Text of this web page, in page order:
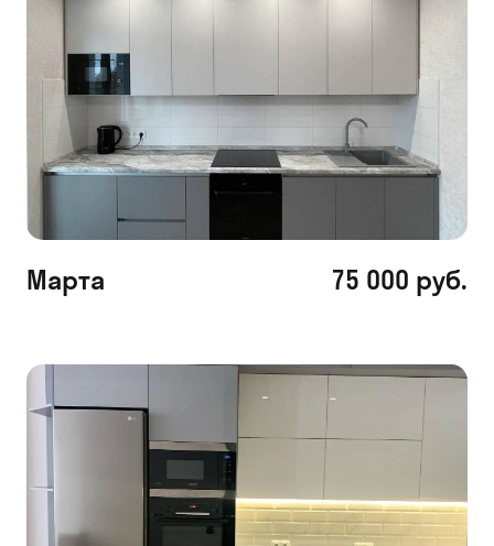
Марта 75 000 руб.